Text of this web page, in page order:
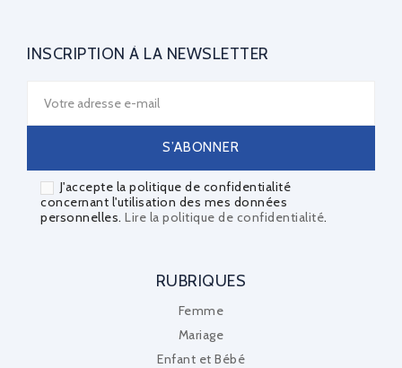
INSCRIPTION À LA NEWSLETTER
J'accepte la politique de confidentialité
concernant l'utilisation des mes données
personnelles. Lire la politique de confidentialité.
RUBRIQUES
Femme
Mariage
Enfant et Bébé